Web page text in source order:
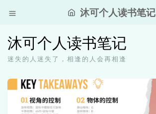
沐可个人读书笔记
沐可个人读书笔记
迷失的人迷失了，相逢的人会再相逢